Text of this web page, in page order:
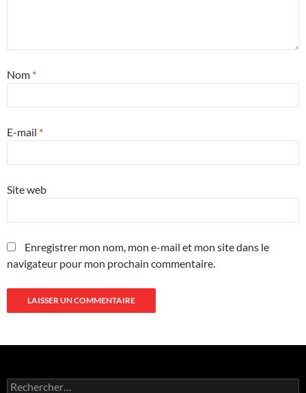
Nom *
E-mail *
Site web
Enregistrer mon nom, mon e-mail et mon site dans le
navigateur pour mon prochain commentaire.
Rechercher :